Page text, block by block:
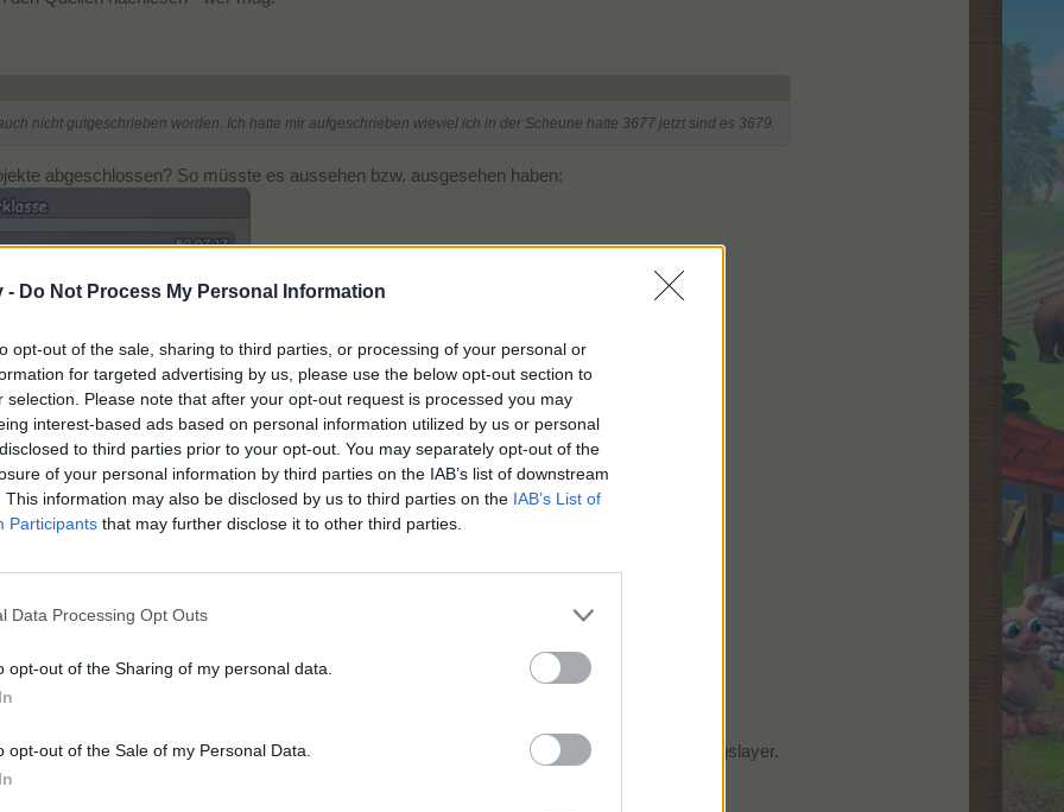
- Do Not Process My Personal Information
opt-out of the sale, sharing to third parties, or processing of your personal or
for targeted advertising by us, please use the below opt-out section to
selection. Please note that after your opt-out request is processed you may
interest-based ads based on personal information utilized by us or personal
to third parties prior to your opt-out. You may separately opt-out of the
of your personal information by third parties on the IAB’s list of downstream
This information may also be disclosed by us to third parties on the IAB’s List of
Participants that may further disclose it to other third parties.
Data Processing Opt Outs
opt-out of the Sharing of my personal data.
opt-out of the Sale of my Personal Data.
nicht gutgeschrieben worden. Ich hatte mir aufgeschrieben wieviel ich in der Scheune hatte 3677 jetzt sind es 3679.
abgeschlossen? So müsste es aussehen bzw. ausgesehen haben:
am Ende 15 TG - Buchung erfolgte nachdem Projekt 6 abgeschlossen wurde
von 59:07:17 Std.
in der Meisterklasse starten
die Belohnungen immer zeitnah/direkt gebucht und meistens erschien auch der Buchungslayer.
sein und du bist dir sicher, dass dir das Superfutter nicht gebucht wurde,
TF und dort im entsprechenden Sammel-Thread nachfragen.